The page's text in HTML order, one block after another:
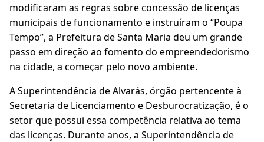
modificaram as regras sobre concessão de licenças
municipais de funcionamento e instruíram o “Poupa
Tempo”, a Prefeitura de Santa Maria deu um grande
passo em direção ao fomento do empreendedorismo
na cidade, a começar pelo novo ambiente.
A Superintendência de Alvarás, órgão pertencente à
Secretaria de Licenciamento e Desburocratização, é o
setor que possui essa competência relativa ao tema
das licenças. Durante anos, a Superintendência de